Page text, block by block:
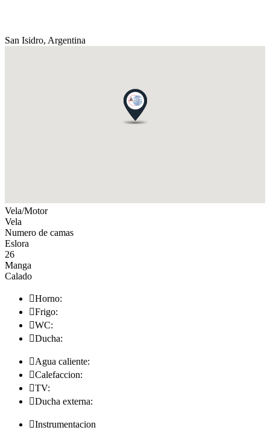
San Isidro, Argentina
Vela/Motor
Vela
Numero de camas
Eslora
26
Manga
Calado
Horno:
Frigo:
WC:
Ducha:
Agua caliente:
Calefaccion:
TV:
Ducha externa:
Instrumentacion